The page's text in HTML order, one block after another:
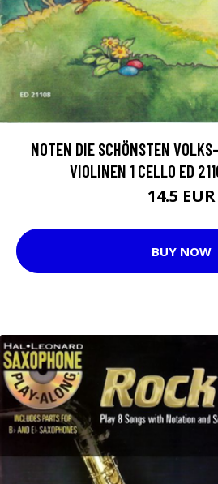
NOTEN DIE SCHÖNSTEN
VIOLINEN 1 CELLO ED
14.5 EUR
BUY NOW